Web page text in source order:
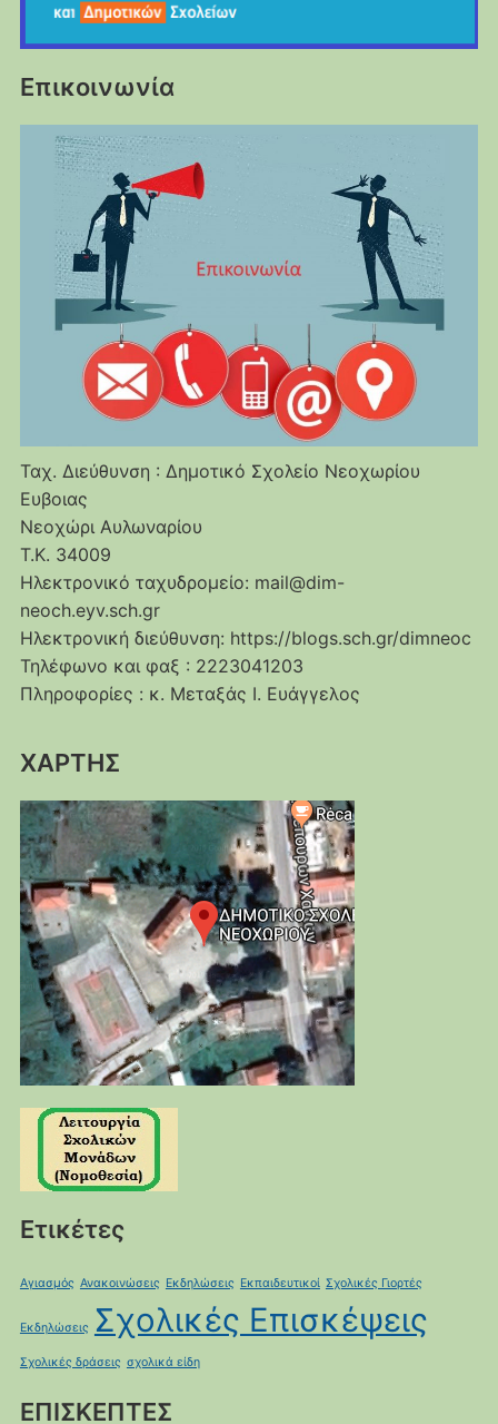
Επικοινωνία
Ταχ. Διεύθυνση : Δημοτικό Σχολείο Νεοχωρίου
Ευβοιας
Νεοχώρι Αυλωναρίου
Τ.Κ. 34009
Ηλεκτρονικό ταχυδρομείο: mail@dim-
neoch.eyv.sch.gr
Ηλεκτρονική διεύθυνση: https://blogs.sch.gr/dimneoc
Τηλέφωνο και φαξ : 2223041203
Πληροφορίες : κ. Μεταξάς Ι. Ευάγγελος
ΧΑΡΤΗΣ
Ετικέτες
Αγιασμός Ανακοινώσεις Εκδηλώσεις Εκπαιδευτικοί Σχολικές Γιορτές
Εκδηλώσεις Σχολικές Επισκέψεις
Σχολικές δράσεις σχολικά είδη
ΕΠΙΣΚΕΠΤΕΣ